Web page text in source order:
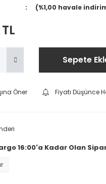
(%1,00 havale
Sepete
Öner Fiyatı Düşünce
16:00'a Kadar Olan